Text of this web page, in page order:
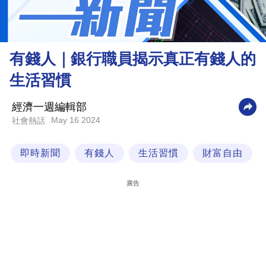
樓
市
財
業
科
有錢人｜銀行職員揭示真正有錢人的
生活習慣
經濟一週編輯部
社會熱話 May 16 2024
即時新聞 有錢人 生活習慣 財富自由
廣告